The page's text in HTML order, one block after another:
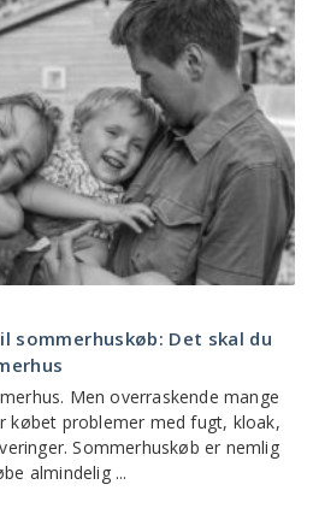
sommerhuskøb: Det skal du
Men overraskende mange
købet problemer med fugt, kloak,
Sommerhuskøb er nemlig
almindelig ...